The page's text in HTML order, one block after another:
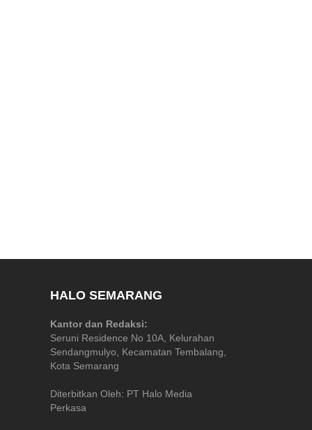
HALO SEMARANG
Kantor dan Redaksi:
Seruni Residence No 10A, Kelurahan
Sendangmulyo, Kecamatan Tembalang,
Kota Semarang
Diterbitkan Oleh: PT Halo Media
Perkasa